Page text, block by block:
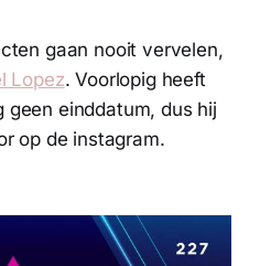
gaan nooit vervelen,
Lopez. Voorlopig heeft
geen einddatum, dus hij
op de instagram.